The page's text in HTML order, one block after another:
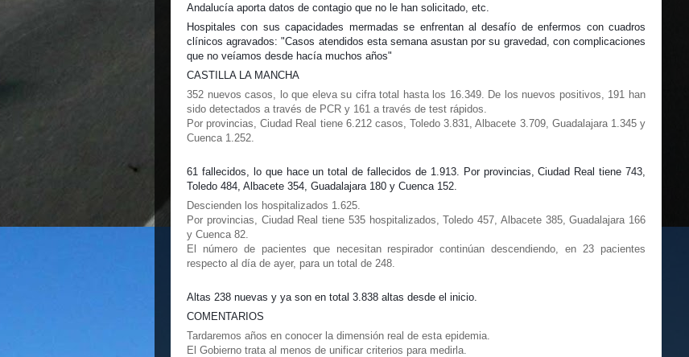
Andalucía aporta datos de contagio que no le han solicitado, etc.
Hospitales con sus capacidades mermadas se enfrentan al desafío de enfermos con cuadros
clínicos agravados: "Casos atendidos esta semana asustan por su gravedad, con complicaciones
que no veíamos desde hacía muchos años"
CASTILLA LA MANCHA
352 nuevos casos, lo que eleva su cifra total hasta los 16.349. De los nuevos positivos, 191 han
sido detectados a través de PCR y 161 a través de test rápidos.
Por provincias, Ciudad Real tiene 6.212 casos, Toledo 3.831, Albacete 3.709, Guadalajara 1.345 y
Cuenca 1.252.
61 fallecidos, lo que hace un total de fallecidos de 1.913. Por provincias, Ciudad Real tiene 743,
Toledo 484, Albacete 354, Guadalajara 180 y Cuenca 152.
Descienden los hospitalizados 1.625.
Por provincias, Ciudad Real tiene 535 hospitalizados, Toledo 457, Albacete 385, Guadalajara 166
y Cuenca 82.
El número de pacientes que necesitan respirador continúan descendiendo, en 23 pacientes
respecto al día de ayer, para un total de 248.
Altas 238 nuevas y ya son en total 3.838 altas desde el inicio.
COMENTARIOS
Tardaremos años en conocer la dimensión real de esta epidemia.
El Gobierno trata al menos de unificar criterios para medirla.